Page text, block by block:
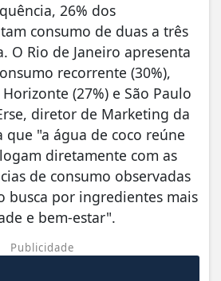
26% dos
consumo de duas a três
O Rio de Janeiro apresenta
recorrente (30%),
(27%) e São Paulo
diretor de Marketing da
que "a água de coco reúne
diretamente com as
de consumo observadas
busca por ingredientes mais
e bem‑estar".
Publicidade